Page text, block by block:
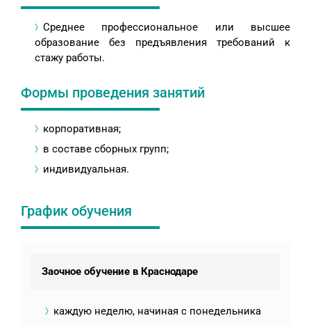
Среднее профессиональное или высшее
образование без предъявления требований к
стажу работы.
Формы проведения занятий
корпоративная;
в составе сборных групп;
индивидуальная.
График обучения
Заочное обучение в Краснодаре
каждую неделю, начиная с понедельника